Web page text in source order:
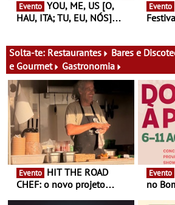
Evento
HAU, ITA; TU, EU, NÓS]
13 de Dezembro
Evento
29 de
Solta-te: Restaurantes Bares e
e Gourmet
Gastronomia
Evento
CHEF: o novo projeto
Evento
no